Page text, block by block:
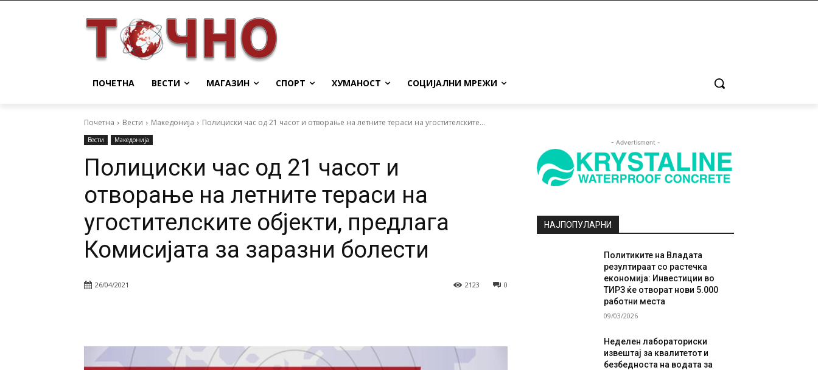
ПОЧЕТНА ВЕСТИ МАГАЗИН СПОРТ ХУМАНОСТ СОЦИЈАЛНИ МРЕЖИ
Почетна Вести Македонија Полициски час од 21 часот и отворање на летните тераси на угостителските...
Вести Македонија
Полициски час од 21 часот и
отворање на летните тераси на
угостителските објекти, предлага
Комисијата за заразни болести
26/04/2021 0
2123
- Advertisment -
НАЈПОПУЛАРНИ
Политиките на Владата
резултираат со растечка
економија: Инвестиции во
ТИРЗ ќе отворат нови 5.000
работни места
09/03/2026
Неделен лабораториски
извештај за квалитетот и
безбедноста на водата за